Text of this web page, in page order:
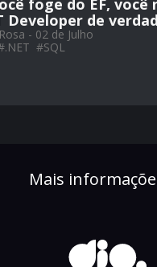
foge do EF, você
Developer de
- 02 de Julho
.NET #SQL
Mais